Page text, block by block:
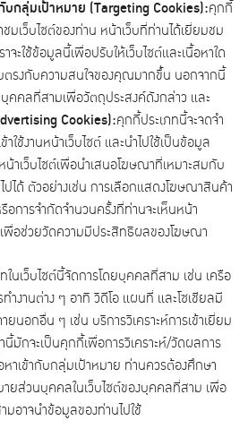
บกลุ่มเป้าหมาย (Targeting Cookies):คุกกี้
ชมเว็บไซต์ของท่าน หน้าเว็บที่ท่านได้เยี่ยมชม
จะใช้ข้อมูลนี้เพื่อปรับให้เว็บไซต์และเนื้อหาใด
รงกับความสนใจของคุณมากขึ้น นอกจากนี้
คคลที่สามเพื่อวัตถุประสงค์ดังกล่าว และ
Cookies):คุกกี้ประเภทนี้จะจดจำ
าใช้งานหน้าเว็บไซต์ และนำไปใช้เป็นข้อมูล
าเว็บไซต์เพื่อนำเสนอโฆษณาที่เหมาะสมกับ
ปได้ ตัวอย่างเช่น การเลือกแสดงโฆษณาสินค้า
การจำกัดจำนวนครั้งที่ท่านจะเห็นหน้า
พื่อช่วยวัดความมีประสิทธิผลของโฆษณา
ในเว็บไซต์นี้จัดการโดยบุคคลที่สาม เช่น เครือ
งานต่าง ๆ อาทิ วิดีโอ แผนที่ และโซเชียลมี
ยนอกอื่น ๆ เช่น บริการวิเคราะห์การเข้าเยี่ยม
มักจะเป็นคุกกี้เพื่อการวิเคราะห์/วัดผลการ
าเข้ากับกลุ่มเป้าหมาย ท่านควรต้องศึกษา
ายส่วนบุคคลในเว็บไซต์ของบุคคลที่สาม เพื่อ
มอาจนำข้อมูลของท่านไปใช้